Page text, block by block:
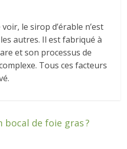
le sirop d’érable n’est
autres. Il est fabriqué à
et son processus de
Tous ces facteurs
de foie gras ?